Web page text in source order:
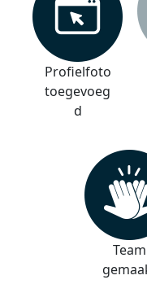
Profielfoto
toegevoeg
d
Team